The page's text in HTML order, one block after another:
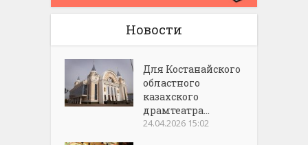
Новости
Для Костанайского
областного
казахского
драмтеатра...
24.04.2026 15:02